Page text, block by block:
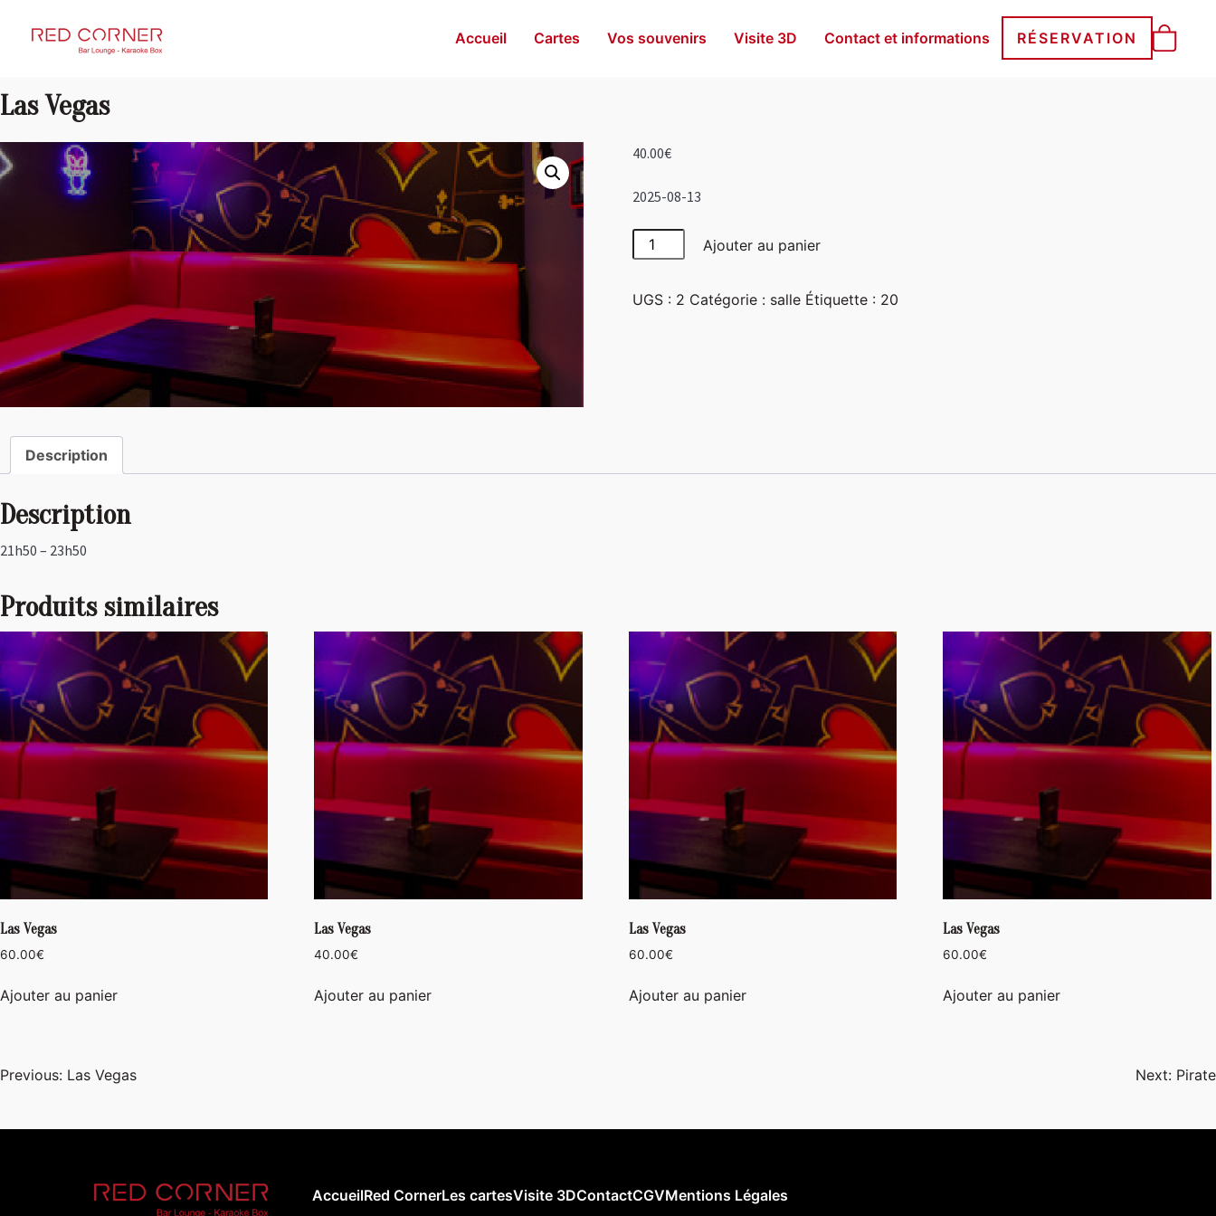
RED CORNER Accueil Cartes Vos souvenirs Visite 3D Contact et informations RÉSERVATION
Las Vegas
40.00€
2025-08-13
quantité
de
Vegas
Ajouter au panier
UGS : 2 Catégorie : salle Étiquette : 20
Description
Description
21h50 – 23h50
Produits similaires
Las Vegas
60.00€
Ajouter au panier
Las Vegas
40.00€
Ajouter au panier
Las Vegas
60.00€
Ajouter au panier
Las Vegas
60.00€
Ajouter au panier
Navigation
Previous: Las Vegas Next: Pirate
AccueilRed CornerLes cartesVisite 3DContactCGVMentions Légales